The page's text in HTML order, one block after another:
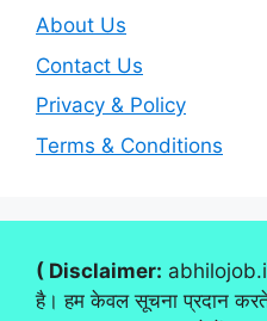
About Us
Contact Us
Privacy & Policy
Terms & Conditions
( Disclaimer:
है। हम केवल सूचना प्रदान